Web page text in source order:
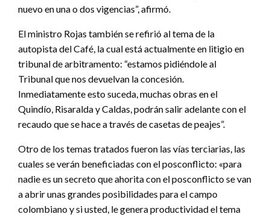
nuevo en una o dos vigencias”, afirmó.
El ministro Rojas también se refirió al tema de la
autopista del Café, la cual está actualmente en litigio en
tribunal de arbitramento: “estamos pidiéndole al
Tribunal que nos devuelvan la concesión.
Inmediatamente esto suceda, muchas obras en el
Quindío, Risaralda y Caldas, podrán salir adelante con el
recaudo que se hace a través de casetas de peajes”.
Otro de los temas tratados fueron las vías terciarias, las
cuales se verán beneficiadas con el posconflicto: «para
nadie es un secreto que ahorita con el posconflicto se van
a abrir unas grandes posibilidades para el campo
colombiano y si usted, le genera productividad el tema